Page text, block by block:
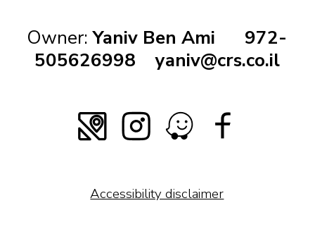
Owner:Yaniv Ben Ami 972-
505626998
yaniv@crs.co.il
Accessibility disclaimer